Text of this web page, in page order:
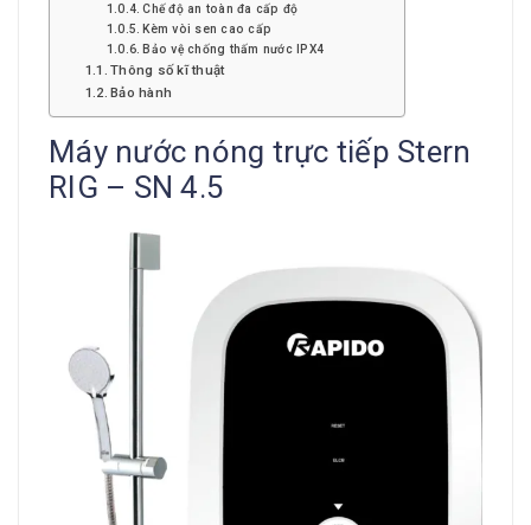
Chế độ an toàn đa cấp độ
Kèm vòi sen cao cấp
Bảo vệ chống thấm nước IPX4
Thông số kĩ thuật
Bảo hành
Máy nước nóng trực tiếp Stern
RIG – SN 4.5